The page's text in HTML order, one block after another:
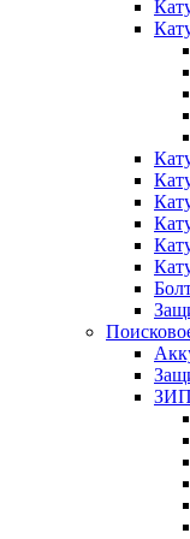
ЗИП